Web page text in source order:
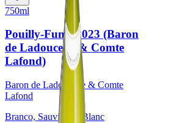
750ml
Pouilly-Fumé 2023 (Baron
de Ladoucette & Comte
Lafond)
Baron de Ladoucette & Comte
Lafond
Branco, Sauvignon Blanc